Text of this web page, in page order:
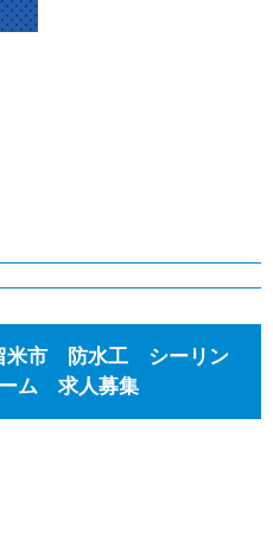
市 防水工 シーリン
ム 求人募集